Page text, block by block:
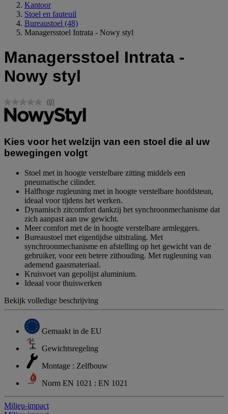
Kantoor
Stoel en fauteuil
Bureaustoel (48)
Managersstoel Intrata - Nowy styl
Managersstoel Intrata -
Nowy styl
Geen
scorewaarde.
Dezelfde
(0)
Kies voor het welzijn van een stoel die al uw
bewegingen volgt
Stoel met in hoogte verstelbare zitting middels een
pneumatische cilinder.
Halfhoge rugleuning met in hoogte verstelbare hoofdsteun,
ideaal voor tijdens het werken.
Dynamisch zitcomfort dankzij het synchroonmechanisme dat
zich aanpast aan uw gewicht.
Meer comfort met de in hoogte verstelbare armleggers.
Bureaustoel met eigentijdse uitstraling. Met
synchroonmechanisme en afstelling op het gewicht van de
gebruiker, voor een betere zithouding. Met rugleuning van
ademend gaasmateriaal.
Kruisvoet van gepolijst aluminium.
Ideaal voor thuiswerken
Bekijk volledige beschrijving
Gemaakt in de EU
Gewichtsregeling
Montage : Zelfbouw
Norm EN 1021 : EN 1021
Milieu-impact